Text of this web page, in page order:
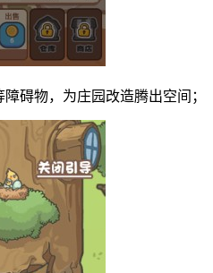
碍物，为庄园改造腾出空间；